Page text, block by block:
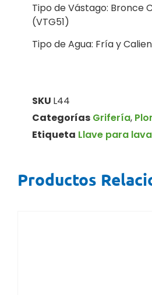
Tipo de Vástago: Bronce
(VTG51)
Tipo de Agua: Fría y
SKU L44
Categorías Grifería,
Etiqueta Llave para
Productos